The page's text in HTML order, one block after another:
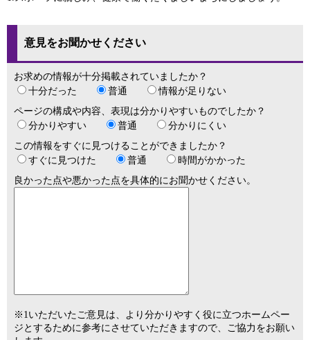
意見をお聞かせください
お求めの情報が十分掲載されていましたか？
十分だった
普通
情報が足りない
ページの構成や内容、表現は分かりやすいものでしたか？
分かりやすい
普通
分かりにくい
この情報をすぐに見つけることができましたか？
すぐに見つけた
普通
時間がかかった
良かった点や悪かった点を具体的にお聞かせください。
※1いただいたご意見は、より分かりやすく役に立つホームペー
ジとするために参考にさせていただきますので、ご協力をお願い